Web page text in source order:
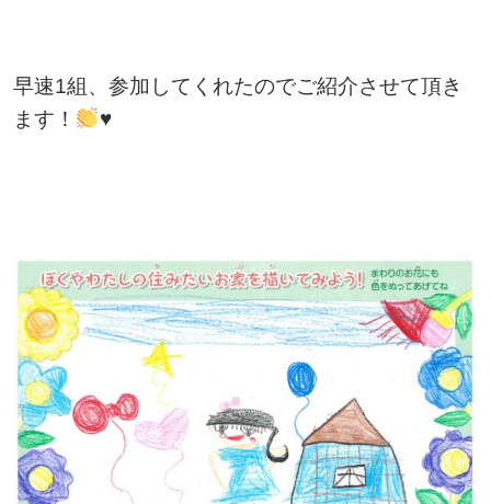
早速1組、参加してくれたのでご紹介させて頂き
ます！
♥